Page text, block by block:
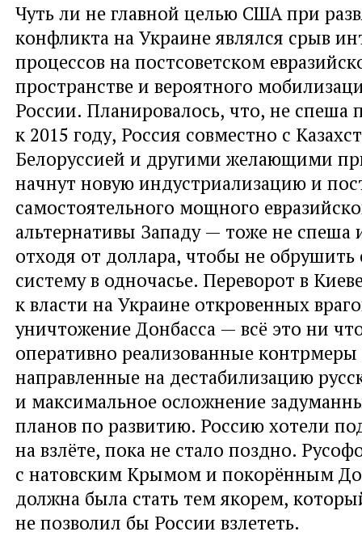
Чуть ли не главной целью США при
конфликта на Украине являлся срыв
процессов на постсоветском
пространстве и вероятного
России. Планировалось, что, не спеша
к 2015 году, Россия совместно с
Белоруссией и другими желающими
начнут новую индустриализацию и
самостоятельного мощного
альтернативы Западу — тоже не спеша
отходя от доллара, чтобы не
систему в одночасье. Переворот в
к власти на Украине откровенных
уничтожение Донбасса — всё это ни
оперативно реализованные
направленные на дестабилизацию
и максимальное осложнение
планов по развитию. Россию хотели
на взлёте, пока не стало поздно.
с натовским Крымом и покорённым
должна была стать тем якорем,
не позволил бы России взлететь.